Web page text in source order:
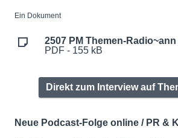
Ein Dokument
2507 PM Themen-
PDF - 155 kB
Direkt zum Interview auf
Neue Podcast-Folge online / PR &